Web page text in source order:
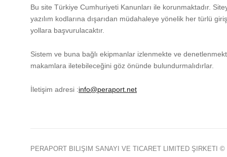
Bu site Türkiye Cumhuriyeti Kanunları ile korunmaktadır.
yazılım kodlarına dışarıdan müdahaleye yönelik her türlü
yollara başvurulacaktır.
Sistem ve buna bağlı ekipmanlar izlenmekte ve
makamlara iletebileceğini göz önünde bulundurmalıdırlar.
İletişim adresi :info@peraport.net
PERAPORT BILIŞIM SANAYI VE TICARET LIMITED ŞIRKETI ©